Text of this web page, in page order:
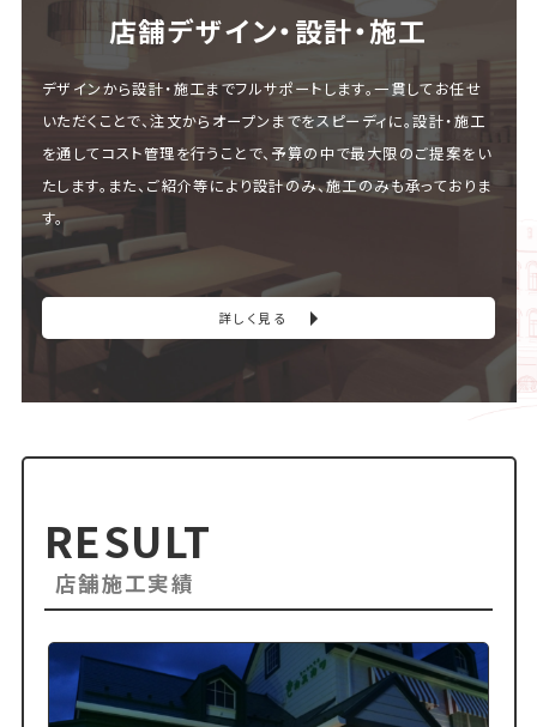
店舗デザイン・設計・施⼯
デザインから設計・施工までフルサポートします。一貫してお任せ
いただくことで、注文からオープンまでをスピーディに。設計・施工
を通してコスト管理を行うことで、予算の中で最大限のご提案をい
たします。また、ご紹介等により設計のみ、施工のみも承っておりま
す。
詳しく見る
RESULT
店舗施工実績